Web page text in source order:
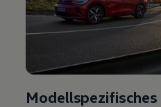
Modellspezifisches